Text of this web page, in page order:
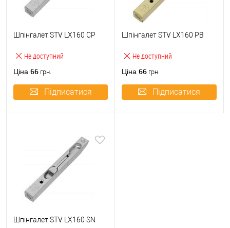
Не доступний
Шпінгалет STV LX160 CP
Ціна 66 грн.
Підписатися
Не доступний
Шпінгалет STV LX160 PB
Ціна 66 грн.
Підписатися
Шпінгалет STV LX160 SN